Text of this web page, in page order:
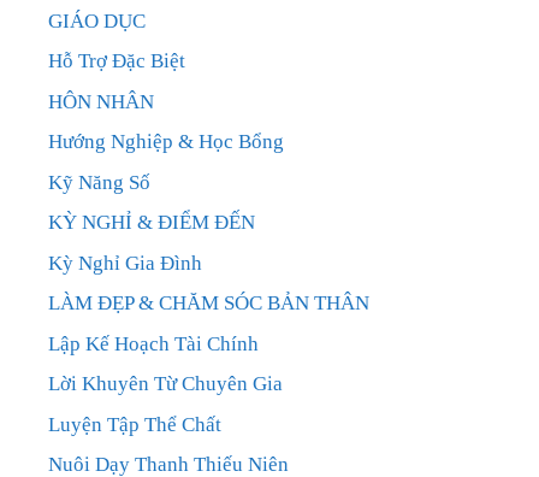
GIÁO DỤC
Hỗ Trợ Đặc Biệt
HÔN NHÂN
Hướng Nghiệp & Học Bổng
Kỹ Năng Số
KỲ NGHỈ & ĐIỂM ĐẾN
Kỳ Nghỉ Gia Đình
LÀM ĐẸP & CHĂM SÓC BẢN THÂN
Lập Kế Hoạch Tài Chính
Lời Khuyên Từ Chuyên Gia
Luyện Tập Thể Chất
Nuôi Dạy Thanh Thiếu Niên